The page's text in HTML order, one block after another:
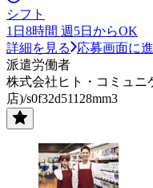
シフト
1日8時間 週5日からOK
詳細を見る
応募画面に
派遣労働者
株式会社ヒト・コミュニ
店)/s0f32d51128mm3